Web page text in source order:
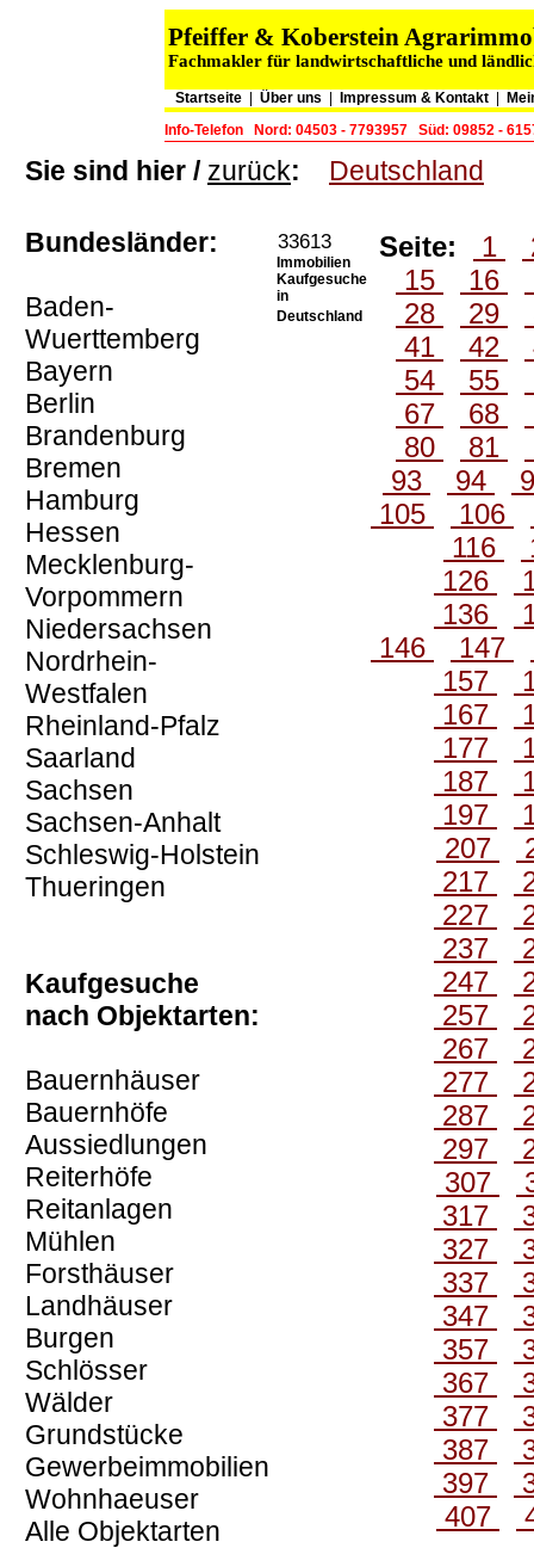
Pfeiffer & Koberstein
Fachmakler für landwirtschaftliche und
Startseite Über uns Impressum & Kontakt
Info-Telefon
Nord: 04503 - 7793957 Süd: 09852 -
Sie sind hier / zurück: Deutschland
Bundesländer:
Baden-
Wuerttemberg
Bayern
Berlin
Brandenburg
Bremen
Hamburg
Hessen
Mecklenburg-
Vorpommern
Niedersachsen
Nordrhein-
Westfalen
Rheinland-Pfalz
Saarland
Sachsen
Sachsen-Anhalt
Schleswig-Holstein
Thueringen
Kaufgesuche
nach Objektarten:
Bauernhäuser
Bauernhöfe
Aussiedlungen
Reiterhöfe
Reitanlagen
Mühlen
Forsthäuser
Landhäuser
Burgen
Schlösser
Wälder
Grundstücke
Gewerbeimmobilien
Wohnhaeuser
Alle Objektarten
33613
Immobilien
Kaufgesuche
in
Deutschland
Seite: 1
15
16
28
29
41
42
54
55
67
68
80
81
93
94
105
106
116
126
136
146
147
157
167
177
187
197
207
217
227
237
247
257
267
277
287
297
307
317
327
337
347
357
367
377
387
397
407